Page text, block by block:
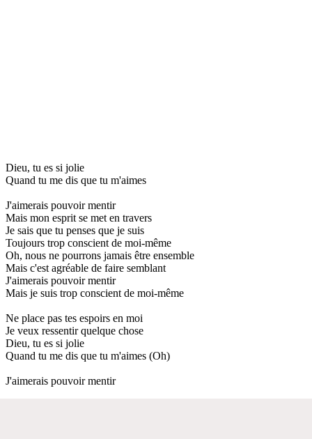
Dieu, tu es si jolie
Quand tu me dis que tu m'aimes
J'aimerais pouvoir mentir
Mais mon esprit se met en travers
Je sais que tu penses que je suis
Toujours trop conscient de moi-même
Oh, nous ne pourrons jamais être ensemble
Mais c'est agréable de faire semblant
J'aimerais pouvoir mentir
Mais je suis trop conscient de moi-même
Ne place pas tes espoirs en moi
Je veux ressentir quelque chose
Dieu, tu es si jolie
Quand tu me dis que tu m'aimes (Oh)
J'aimerais pouvoir mentir